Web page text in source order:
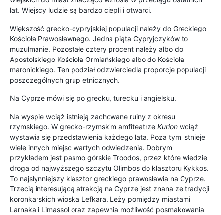
lat. Wiejscy ludzie są bardzo ciepli i otwarci.
Większość grecko-cypryjskiej populacji należy do Greckiego
Kościoła Prawosławnego. Jedna piąta Cypryjczyków to
muzułmanie. Pozostałe cztery procent należy albo do
Apostolskiego Kościoła Ormiańskiego albo do Kościoła
maronickiego. Ten podział odzwierciedla proporcje populacji
poszczególnych grup etnicznych.
Na Cyprze mówi się po grecku, turecku i angielsku.
Na wyspie wciąż istnieją zachowane ruiny z okresu
rzymskiego. W grecko-rzymskim amfiteatrze Kurion wciąż
wystawia się przedstawienia każdego lata. Poza tym istnieje
wiele innych miejsc wartych odwiedzenia. Dobrym
przykładem jest pasmo górskie Troodos, przez które wiedzie
droga od najwyższego szczytu Olimbos do klasztoru Kykkos.
To najsłynniejszy klasztor greckiego prawosławia na Cyprze.
Trzecią interesującą atrakcją na Cyprze jest znana ze tradycji
koronkarskich wioska Lefkara. Leży pomiędzy miastami
Larnaka i Limassol oraz zapewnia możliwość posmakowania